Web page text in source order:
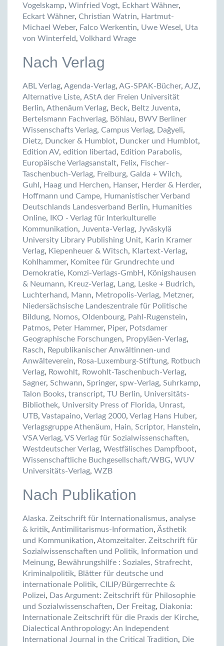
Vogelskamp, Winfried Vogt, Eckhart Wähner,
Eckart Wähner, Christian Watrin, Hartmut-
Michael Weber, Falco Werkentin, Uwe Wesel , Uta
von Winterfeld, Volkhard Wrage
Nach Verlag
ABL Verlag, Agenda-Verlag, AG-SPAK-Bücher, AJZ,
Alternative Liste, AStA der Freien Universität
Berlin, Athenäum Verlag, Beck, Beltz Juventa,
Bertelsmann Fachverlag, Böhlau, BWV Berliner
Wissenschafts Verlag, Campus Verlag, Dağyeli,
Dietz, Duncker & Humblot, Duncker und Humblot,
Edition AV, edition libertad, Edition Parabolis,
Europäische Verlagsanstalt, Felix, Fischer-
Taschenbuch-Verlag, Freiburg, Galda + Wilch,
Guhl , Haag und Herchen, Hanser, Herder & Herder,
Hoffmann und Campe, Humanistischer Verband
Deutschlands Landesverband Berlin, Humanities
Online,
IKO - Verlag für Interkulturelle
Kommunikation, Juventa-Verlag, Jyväskylä
University Library Publishing Unit, Karin Kramer
Verlag, Kiepenheuer & Witsch, Klartext-Verlag,
Kohlhammer, Komitee für Grundrechte und
Demokratie, Komzi-Verlags-GmbH, Königshausen
& Neumann, Kreuz-Verlag, Lang, Leske + Budrich,
Luchterhand, Mann, Metropolis-Verlag, Metzner,
Niedersächsische Landeszentrale für Politische
Bildung, Nomos, Oldenbourg, Pahl-Rugenstein,
Patmos, Peter Hammer, Piper, Potsdamer
Geographische Forschungen, Propyläen-Verlag,
Rasch, Republikanischer Anwältinnen-und
Anwälteverein, Rosa-Luxemburg-Stiftung, Rotbuch
Verlag, Rowohlt, Rowohlt-Taschenbuch-Verlag,
Sagner, Schwann, Springer, spw-Verlag, Suhrkamp,
Talon Books, transcript, TU Berlin, Universitäts-
Bibliothek, University Press of Florida, Unrast,
UTB, Vastapaino, Verlag 2000, Verlag Hans Huber,
Verlagsgruppe Athenäum, Hain, Scriptor, Hanstein,
VSA Verlag, VS Verlag für Sozialwissenschaften,
Westdeutscher Verlag, Westfälisches Dampfboot,
Wissenschaftliche Buchgesellschaft/WBG, WUV
Universitäts-Verlag, WZB
Nach Publikation
Alaska. Zeitschrift für Internationalismus, analyse
& kritik, Antimilitarismus-Information, Ästhetik
und Kommunikation, Atomzeitalter. Zeitschrift für
Sozialwissenschaften und Politik, Information und
Meinung, Bewährungshilfe : Soziales, Strafrecht,
Kriminalpolitik, Blätter für deutsche und
internationale Politik, CILIP/Bürgerrechte &
Polizei, Das Argument: Zeitschrift für Philosophie
und Sozialwissenschaften, Der Freitag, Diakonia:
Internationale Zeitschrift für die Praxis der Kirche,
Dialectical Anthropology: An Independent
International Journal in the Critical Tradition, Die